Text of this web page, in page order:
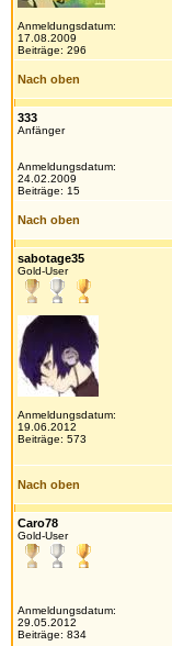
Anmeldungsdatum:
17.08.2009
Beiträge: 296
Nach oben
333
Anfänger
Anmeldungsdatum:
24.02.2009
Beiträge: 15
Nach oben
sabotage35
Gold-User
Anmeldungsdatum:
19.06.2012
Beiträge: 573
Nach oben
Caro78
Gold-User
Anmeldungsdatum:
29.05.2012
Beiträge: 834